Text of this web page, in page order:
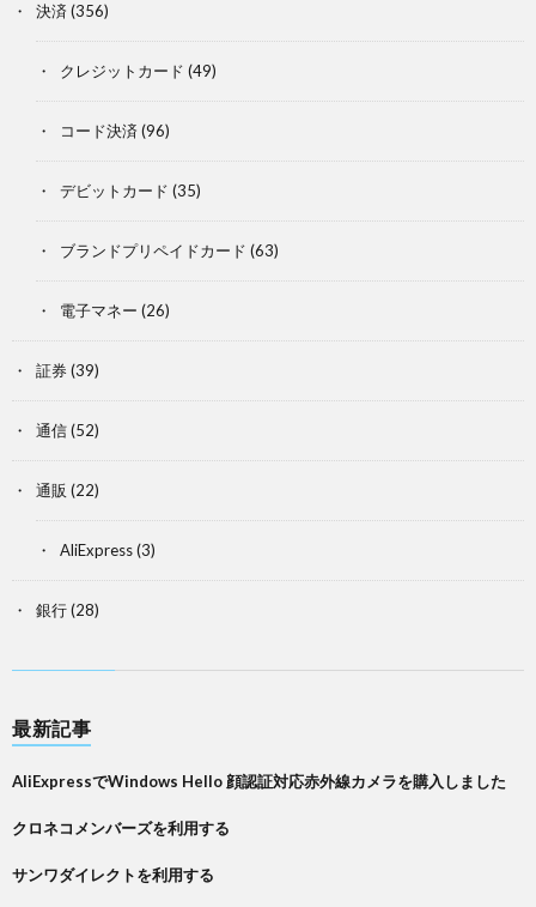
決済 (356)
クレジットカード (49)
コード決済 (96)
デビットカード (35)
ブランドプリペイドカード (63)
電子マネー (26)
証券(39)
通信(52)
通販 (22)
AliExpress(3)
銀行(28)
最新記事
AliExpressでWindows Hello 顔認証対応赤外線カメラを購入しました
クロネコメンバーズを利用する
サンワダイレクトを利用する